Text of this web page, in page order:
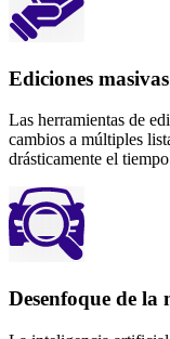
Ediciones
Las herramientas de
cambios a múltiples
drásticamente el
Desenfoque de la